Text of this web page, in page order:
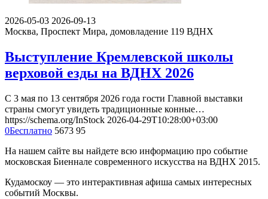
2026-05-03 2026-09-13
Москва, Проспект Мира, домовладение 119 ВДНХ
Выступление Кремлевской школы
верховой езды на ВДНХ 2026
С 3 мая по 13 сентября 2026 года гости Главной выставки
страны смогут увидеть традиционные конные…
https://schema.org/InStock 2026-04-29T10:28:00+03:00
0Бесплатно 5673 95
На нашем сайте вы найдете всю информацию про событие
московская Биеннале современного искусства на ВДНХ 2015.
Кудамоскоу — это интерактивная афиша самых интересных
событий Москвы.